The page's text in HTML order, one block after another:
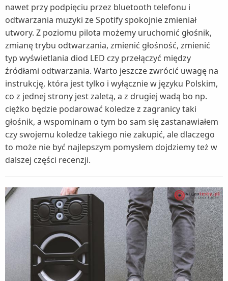
nawet przy podpięciu przez bluetooth telefonu i
odtwarzania muzyki ze Spotify spokojnie zmieniał
utwory. Z poziomu pilota możemy uruchomić głośnik,
zmianę trybu odtwarzania, zmienić głośność, zmienić
typ wyświetlania diod LED czy przełączyć między
źródłami odtwarzania. Warto jeszcze zwrócić uwagę na
instrukcję, która jest tylko i wyłącznie w języku Polskim,
co z jednej strony jest zaletą, a z drugiej wadą bo np.
ciężko będzie podarować koledze z zagranicy taki
głośnik, a wspominam o tym bo sam się zastanawiałem
czy swojemu koledze takiego nie zakupić, ale dlaczego
to może nie być najlepszym pomysłem dojdziemy też w
dalszej części recenzji.